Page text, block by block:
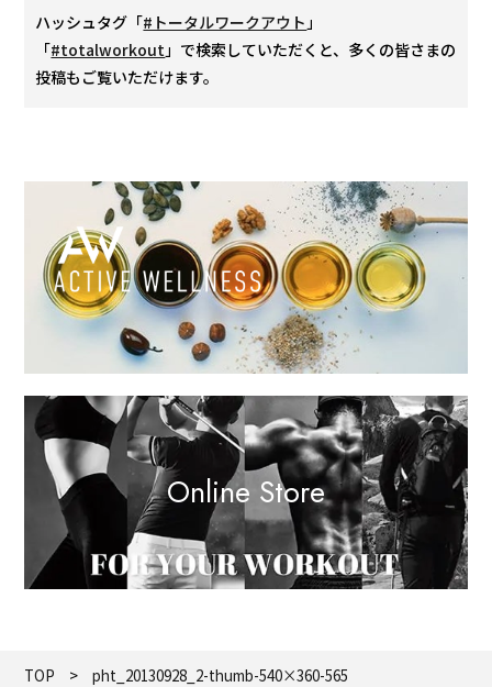
ハッシュタグ「#トータルワークアウト 」
「#totalworkout 」で検索していただくと、多くの皆さまの
投稿もご覧いただけます。
Online Store
TOP pht_20130928_2-thumb-540×360-565